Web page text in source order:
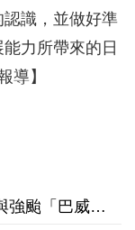
識，並做好準
力所帶來的日
導】
廣西水壩潰堤十萬受災 湖北龍捲風與強颱「巴威」接踵襲陸